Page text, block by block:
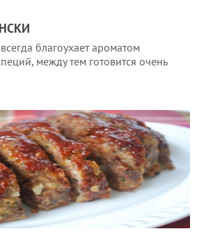
благоухает ароматом
между тем готовится очень